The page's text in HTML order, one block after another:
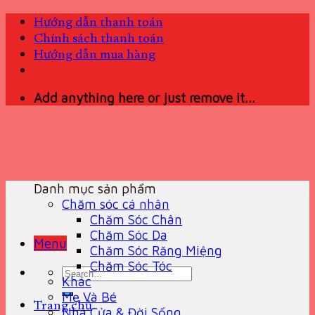
Skip
content
Hướng dẫn thanh toán
Chính sách thanh toán
Hướng dẫn mua hàng
Add anything here or just remove it...
Menu
Search
for:
Trang chủ
Danh mục sản phẩm
Chăm sóc cá nhân
Chăm Sóc Chân
Chăm Sóc Da
Chăm Sóc Răng Miệng
Chăm Sóc Tóc
Khác
Mẹ Và Bé